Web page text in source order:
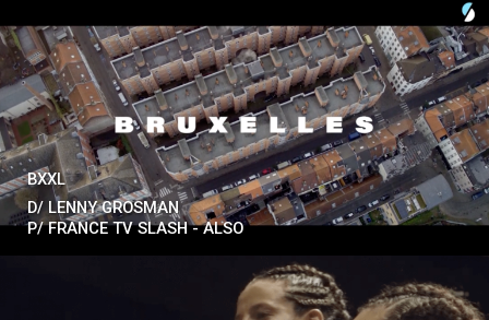
BXXL
D/LENNY GROSMAN
P/FRANCE TV SLASH - ALSO